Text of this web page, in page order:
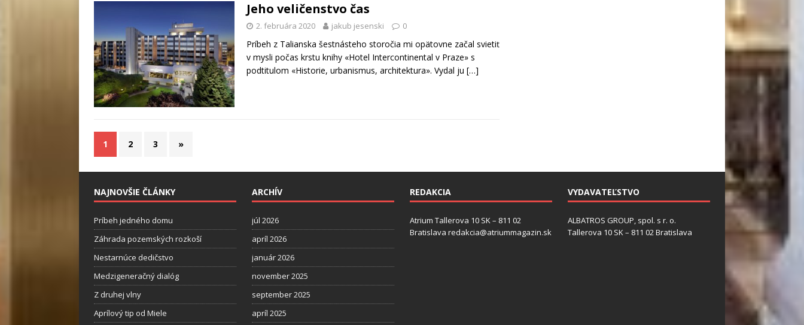
Jeho veličenstvo čas
2. februára 2020 jakub jesenski 0
Príbeh z Talianska šestnásteho storočia mi opätovne začal svietiť
v mysli počas krstu knihy «Hotel Intercontinental v Praze» s
podtitulom «Historie, urbanismus, architektura». Vydal ju […]
1 2 3 »
NAJNOVŠIE ČLÁNKY
Príbeh jedného domu
Záhrada pozemských rozkoší
Nestarnúce dedičstvo
Medzigeneračný dialóg
Z druhej vlny
Aprílový tip od Miele
ARCHÍV
júl 2026
apríl 2026
január 2026
november 2025
september 2025
apríl 2025
REDAKCIA
Atrium Tallerova 10 SK – 811 02
Bratislava redakcia@atriummagazin.sk
VYDAVATEĽSTVO
ALBATROS GROUP, spol. s r. o.
Tallerova 10 SK – 811 02 Bratislava